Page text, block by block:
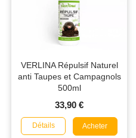
VERLINA Répulsif Naturel
anti Taupes et Campagnols
500ml
33,90 €
Détails Acheter